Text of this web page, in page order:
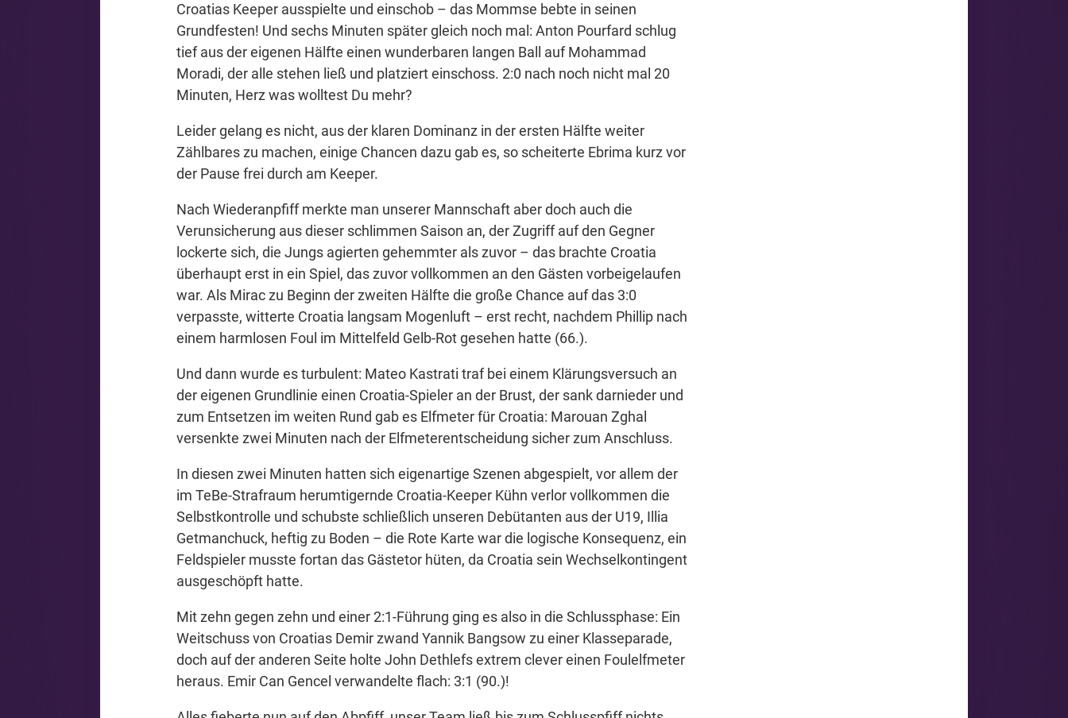
Croatias Keeper ausspielte und einschob – das Mommse bebte in seinen
Grundfesten! Und sechs Minuten später gleich noch mal: Anton Pourfard schlug
tief aus der eigenen Hälfte einen wunderbaren langen Ball auf Mohammad
Moradi, der alle stehen ließ und platziert einschoss. 2:0 nach noch nicht mal 20
Minuten, Herz was wolltest Du mehr?
Leider gelang es nicht, aus der klaren Dominanz in der ersten Hälfte weiter
Zählbares zu machen, einige Chancen dazu gab es, so scheiterte Ebrima kurz vor
der Pause frei durch am Keeper.
Nach Wiederanpfiff merkte man unserer Mannschaft aber doch auch die
Verunsicherung aus dieser schlimmen Saison an, der Zugriff auf den Gegner
lockerte sich, die Jungs agierten gehemmter als zuvor – das brachte Croatia
überhaupt erst in ein Spiel, das zuvor vollkommen an den Gästen vorbeigelaufen
war. Als Mirac zu Beginn der zweiten Hälfte die große Chance auf das 3:0
verpasste, witterte Croatia langsam Mogenluft – erst recht, nachdem Phillip nach
einem harmlosen Foul im Mittelfeld Gelb-Rot gesehen hatte (66.).
Und dann wurde es turbulent: Mateo Kastrati traf bei einem Klärungsversuch an
der eigenen Grundlinie einen Croatia-Spieler an der Brust, der sank darnieder und
zum Entsetzen im weiten Rund gab es Elfmeter für Croatia: Marouan Zghal
versenkte zwei Minuten nach der Elfmeterentscheidung sicher zum Anschluss.
In diesen zwei Minuten hatten sich eigenartige Szenen abgespielt, vor allem der
im TeBe-Strafraum herumtigernde Croatia-Keeper Kühn verlor vollkommen die
Selbstkontrolle und schubste schließlich unseren Debütanten aus der U19, Illia
Getmanchuck, heftig zu Boden – die Rote Karte war die logische Konsequenz, ein
Feldspieler musste fortan das Gästetor hüten, da Croatia sein Wechselkontingent
ausgeschöpft hatte.
Mit zehn gegen zehn und einer 2:1-Führung ging es also in die Schlussphase: Ein
Weitschuss von Croatias Demir zwand Yannik Bangsow zu einer Klasseparade,
doch auf der anderen Seite holte John Dethlefs extrem clever einen Foulelfmeter
heraus. Emir Can Gencel verwandelte flach: 3:1 (90.)!